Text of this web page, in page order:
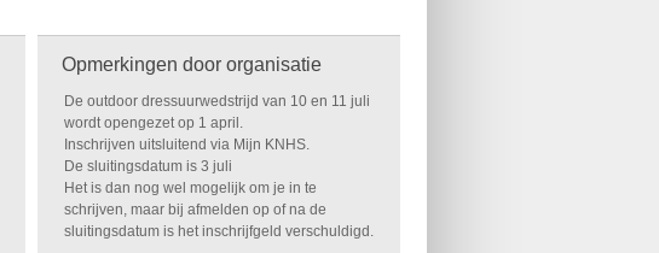
Opmerkingen door organisatie
De outdoor dressuurwedstrijd van 10 en 11 juli
wordt opengezet op 1 april.
Inschrijven uitsluitend via Mijn KNHS.
De sluitingsdatum is 3 juli
Het is dan nog wel mogelijk om je in te
schrijven, maar bij afmelden op of na de
sluitingsdatum is het inschrijfgeld verschuldigd.